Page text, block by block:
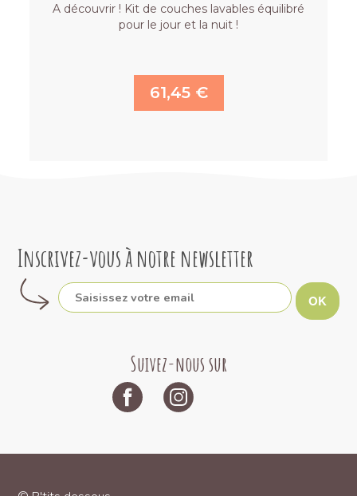
A découvrir ! Kit de couches lavables équilibré
pour le jour et la nuit !
61,45 €
Inscrivez-vous à notre newsletter
OK
Suivez-nous sur